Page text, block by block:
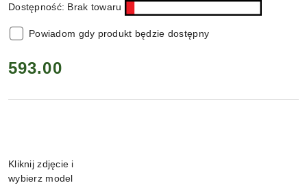
Dostępność: Brak towaru
Powiadom gdy produkt będzie dostępny
cena:
593.00
Wariant
Kliknij zdjęcie i
wybierz model